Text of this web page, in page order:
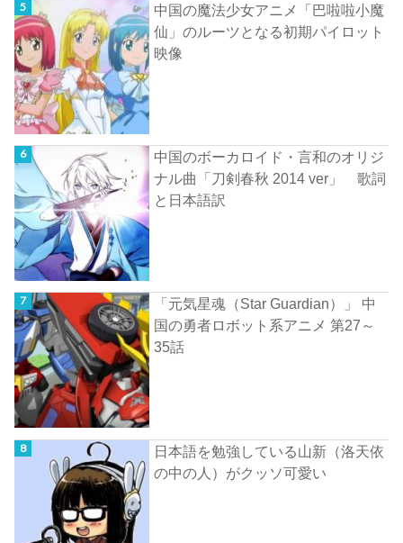
中国の魔法少女アニメ「巴啦啦小魔
仙」のルーツとなる初期パイロット
映像
中国のボーカロイド・言和のオリジ
ナル曲「刀剣春秋 2014 ver」 歌詞
と日本語訳
「元気星魂（Star Guardian）」 中
国の勇者ロボット系アニメ 第27～
35話
日本語を勉強している山新（洛天依
の中の人）がクッソ可愛い